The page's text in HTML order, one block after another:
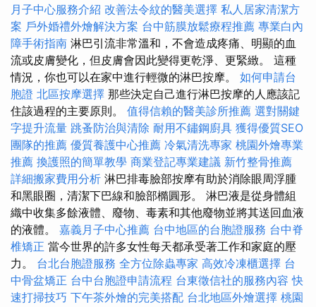
月子中心服務介紹 改善法令紋的醫美選擇 私人居家清潔方
案 戶外婚禮外燴解決方案 台中筋膜放鬆療程推薦 專業白內
障手術指南 淋巴引流非常溫和，不會造成疼痛、明顯的血
流或皮膚變化，但皮膚會因此變得更乾淨、更緊緻。 這種
情況，你也可以在家中進行輕微的淋巴按摩。 如何申請台
胞證 北區按摩選擇 那些決定自己進行淋巴按摩的人應該記
住該過程的主要原則。 值得信賴的醫美診所推薦 選對關鍵
字提升流量 跳蚤防治與清除 耐用不鏽鋼廚具 獲得優質SEO
團隊的推薦 優質養護中心推薦 冷氣清洗專家 桃園外燴專業
推薦 換護照的簡單教學 商業登記專業建議 新竹整骨推薦
詳細搬家費用分析 淋巴排毒臉部按摩有助於消除眼周浮腫
和黑眼圈，清潔下巴線和臉部橢圓形。 淋巴液是從身體組
織中收集多餘液體、廢物、毒素和其他廢物並將其送回血液
的液體。 嘉義月子中心推薦 台中地區的台胞證服務 台中脊
椎矯正 當今世界的許多女性每天都承受著工作和家庭的壓
力。 台北台胞證服務 全方位除蟲專家 高效冷凍櫃選擇 台
中骨盆矯正 台中台胞證申請流程 台東徵信社的服務內容 快
速打掃技巧 下午茶外燴的完美搭配 台北地區外燴選擇 桃園